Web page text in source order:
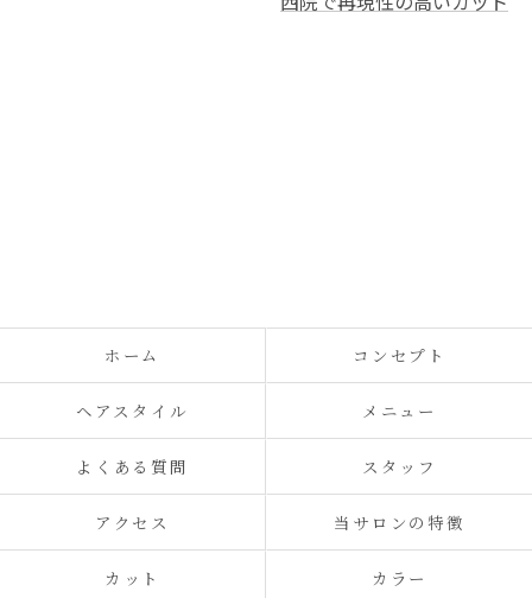
ホーム コンセプト
ヘアスタイル メニュー
よくある質問 スタッフ
アクセス 当サロンの特徴
カット カラー